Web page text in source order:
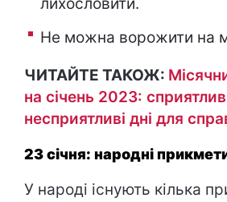
Не можна ворожити на
ЧИТАЙТЕ ТАКОЖ:
на січень 2023:
несприятливі дні для
23 січня: народні
У народі існують кілька